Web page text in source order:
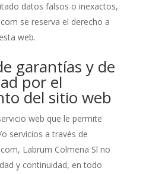
datos falsos o inexactos,
se reserva el derecho a
web.
garantías y de
por el
del sitio web
web que le permite
servicios a través de
Labrum Colmena Sl no
y continuidad, en todo